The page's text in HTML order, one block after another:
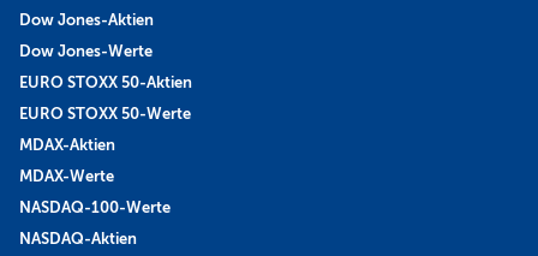
Dow Jones-Aktien
Dow Jones-Werte
EURO STOXX 50-Aktien
EURO STOXX 50-Werte
MDAX-Aktien
MDAX-Werte
NASDAQ-100-Werte
NASDAQ-Aktien